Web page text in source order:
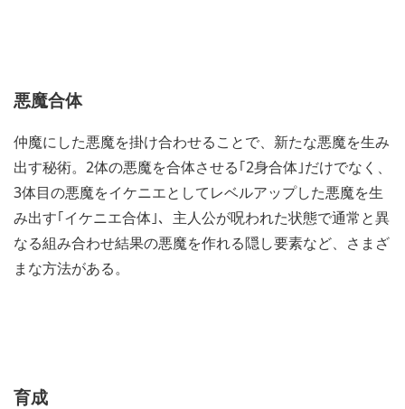
悪魔合体
仲魔にした悪魔を掛け合わせることで、新たな悪魔を生み
出す秘術。2体の悪魔を合体させる｢2身合体｣だけでなく、
3体目の悪魔をイケニエとしてレベルアップした悪魔を生
み出す｢イケニエ合体｣、主人公が呪われた状態で通常と異
なる組み合わせ結果の悪魔を作れる隠し要素など、さまざ
まな方法がある。
育成